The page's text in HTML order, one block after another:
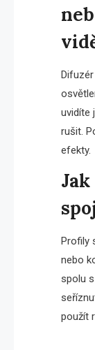
uvidíte
rušit.
efekty.
Profily
nebo
spolu
použít